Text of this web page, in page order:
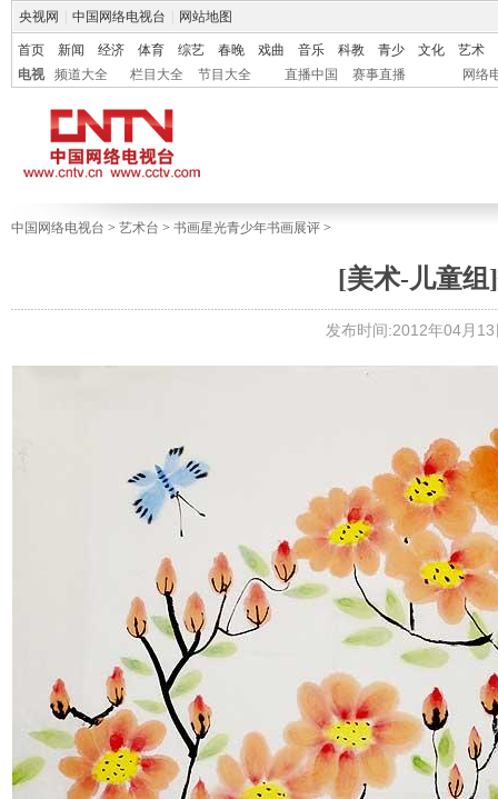
央视网 中国网络电视台 网站地图
首页 新闻 经济 体育 综艺 春晚 戏曲 音乐 科教 青少 文化
艺术
电视
频道大全 栏目大全 节目大全 直播中国 赛事直播 网络
中国网络电视台 > 艺术台 > 书画星光青少年书画展评 >
[美术-儿童组
发布时间:2012年04月